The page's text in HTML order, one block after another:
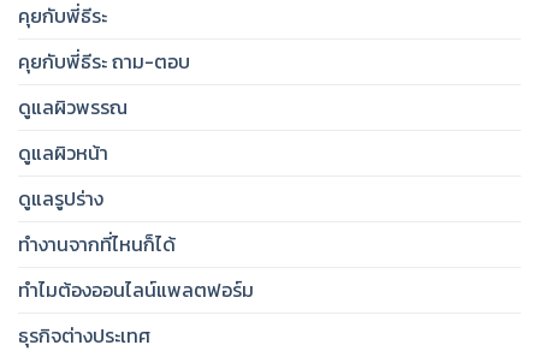
คุยกับพี่ธีระ
คุยกับพี่ธีระ ถาม-ตอบ
ดูแลผิวพรรณ
ดูแลผิวหน้า
ดูแลรูปร่าง
ทำงานจากที่ไหนก็ได้
ทำไมต้องออนไลน์แพลตฟอร์ม
ธุรกิจต่างประเทศ